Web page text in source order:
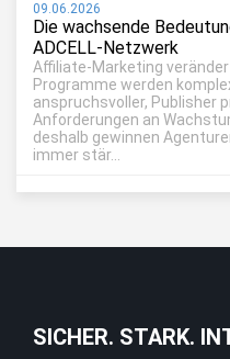
09.06.2026
Die wachsende
ADCELL-Netzwerk
Affiliate-Marketing
Programme werden
anspruchsvoller, Publisher
Anforderungen an
deshalb gewinnen
immer stär...
SICHER. STARK.